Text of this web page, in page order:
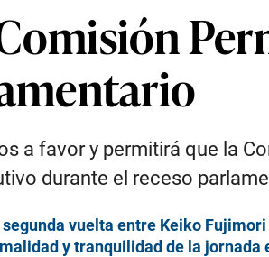
a favor y permitirá que la
durante el receso
vuelta entre Keiko
y tranquilidad de la jornada